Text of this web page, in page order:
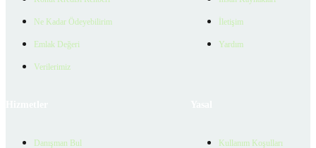
Ne Kadar Ödeyebilirim
Emlak Değeri
Verilerimiz
İletişim
Yardım
Danışman Bul Kullanım Koşulları